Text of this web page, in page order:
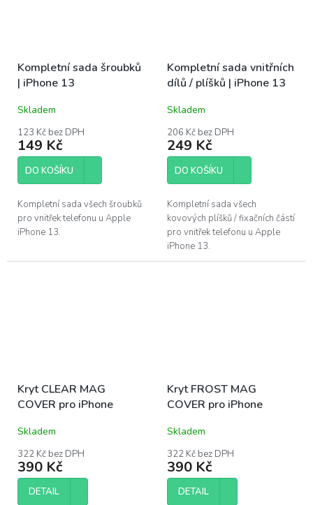
Kompletní sada šroubků
| iPhone 13
Skladem
123 Kč bez DPH
149 Kč
DO KOŠÍKU
Kompletní sada všech šroubků
pro vnitřek telefonu u Apple
iPhone 13.
Kompletní sada vnitřních
dílů / plíšků | iPhone 13
Skladem
206 Kč bez DPH
249 Kč
DO KOŠÍKU
Kompletní sada všech
kovových plíšků / fixačních částí
pro vnitřek telefonu u Apple
iPhone 13.
Kryt CLEAR MAG
COVER pro iPhone
Skladem
322 Kč bez DPH
390 Kč
DETAIL
Kryt FROST MAG
COVER pro iPhone
Skladem
322 Kč bez DPH
390 Kč
DETAIL